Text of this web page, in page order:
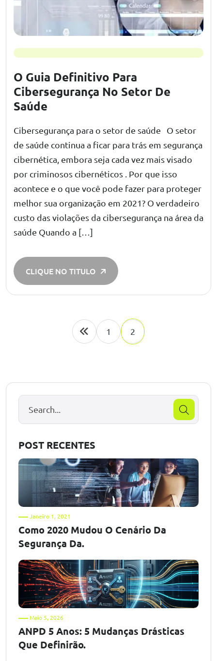
O Guia Definitivo Para
Cibersegurança No Setor De
Saúde
Cibersegurança para o setor de saúde O setor
de saúde continua a ficar para trás em segurança
cibernética, embora seja cada vez mais visado
por criminosos cibernéticos . Por que isso
acontece e o que você pode fazer para proteger
melhor sua organização em 2021? O verdadeiro
custo das violações da cibersegurança na área da
saúde Quando a […]
CLIQUE NO TITULO
1 2
POST RECENTES
Janeiro 1, 2021
Como 2020 Mudou O Cenário Da
Segurança Da.
Maio 5, 2026
ANPD 5 Anos: 5 Mudanças Drásticas
Que Definirão.